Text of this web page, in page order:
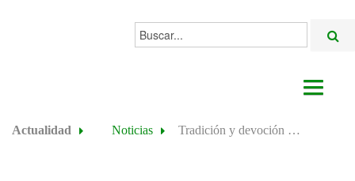
Buscar...
AYUNTAMIENTO
Actualidad Noticias Tradición y devoción en la celebración del Corpus Christi